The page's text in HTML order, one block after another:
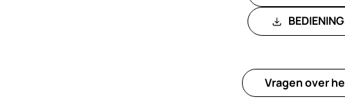
Vragen over